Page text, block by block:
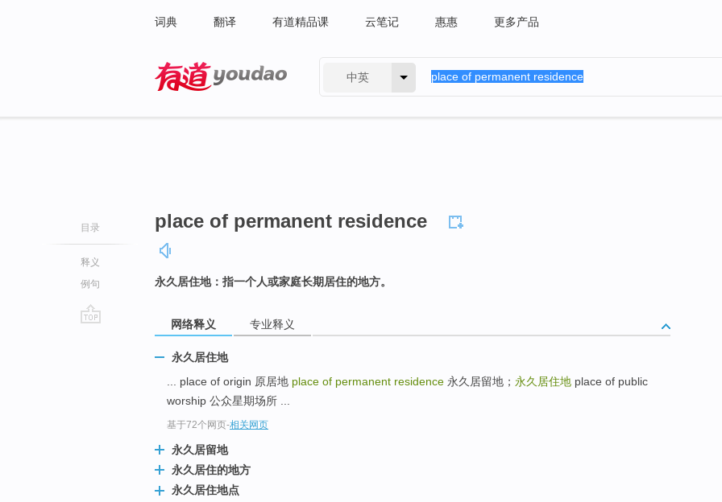
词典 翻译 有道精品课 云笔记 惠惠 更多产品
中英
目录
释义
例句
place of permanent residence
永久居住地：指一个人或家庭长期居住的地方。
网络释义 专业释义
永久居住地
... place of origin 原居地 place of permanent residence 永久居留地； 永久居住地 place of public
worship 公众星期场所 ...
基于72个网页-相关网页
永久居留地
永久居住的地方
永久居住地点